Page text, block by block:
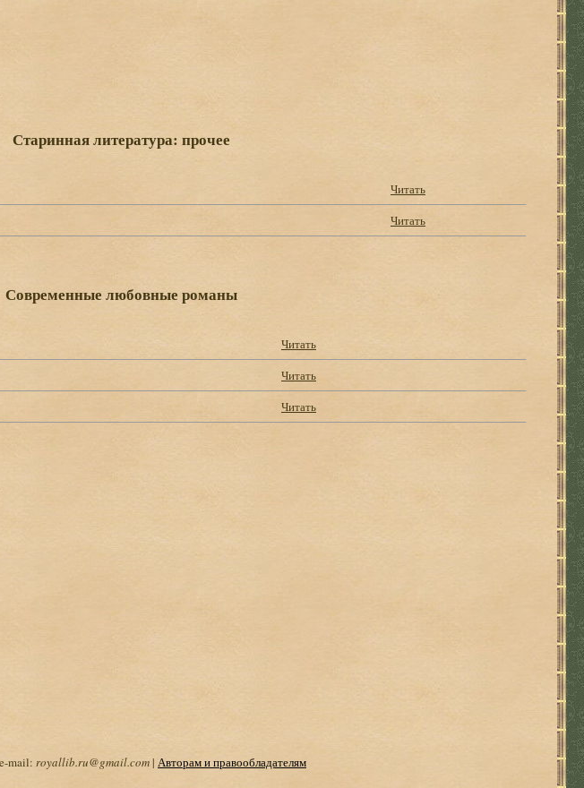
Старинная литература: прочее
Читать
Читать
Современные любовные романы
Читать
Читать
Читать
mail: royallib.ru@gmail.com| Авторам и правообладателям